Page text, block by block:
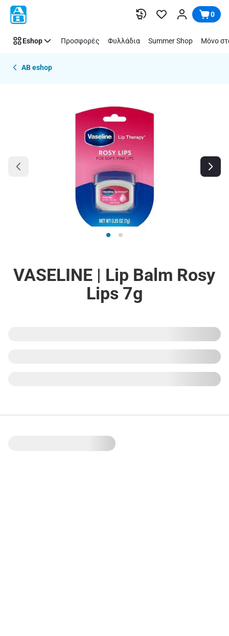
Παράλειψη 0
Eshop Προσφορές Φυλλάδια Summer Shop Μόνο
AB eshop
VASELINE | Lip Balm Rosy
Lips 7g